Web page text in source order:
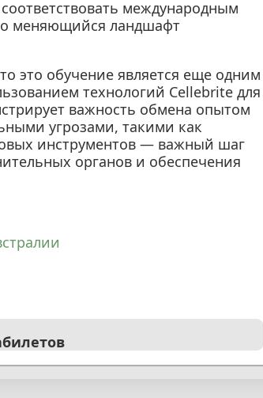
международным
меняющийся ландшафт
это обучение является еще одним
технологий Cellebrite для
важность обмена опытом
угрозами, такими как
инструментов — важный шаг
органов и обеспечения